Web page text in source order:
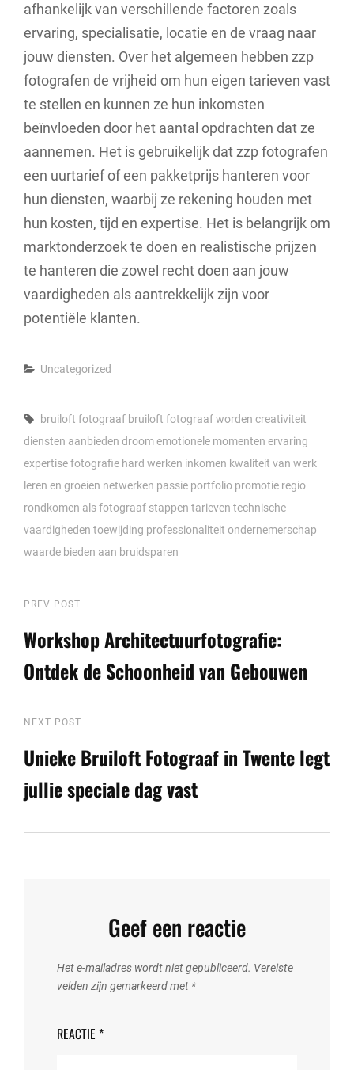
afhankelijk van verschillende factoren zoals
ervaring, specialisatie, locatie en de vraag naar
jouw diensten. Over het algemeen hebben zzp
fotografen de vrijheid om hun eigen tarieven vast
te stellen en kunnen ze hun inkomsten
beïnvloeden door het aantal opdrachten dat ze
aannemen. Het is gebruikelijk dat zzp fotografen
een uurtarief of een pakketprijs hanteren voor
hun diensten, waarbij ze rekening houden met
hun kosten, tijd en expertise. Het is belangrijk om
marktonderzoek te doen en realistische prijzen
te hanteren die zowel recht doen aan jouw
vaardigheden als aantrekkelijk zijn voor
potentiële klanten.
Categories
Uncategorized
Tags,
bruiloft fotograaf bruiloft fotograaf worden creativiteit
diensten aanbieden droomemotionele momenten ervaring
expertisefotografie hard werken inkomen kwaliteit van werk
leren en groeien netwerken passie portfolio promotie regio
rondkomen als fotograaf stappen tarieven technische
vaardigheden toewijding professionaliteit ondernemerschap
waarde bieden aan bruidsparen
Berichtnavigatie
Previous
Post
PREV POST
Workshop Architectuurfotografie:
Ontdek de Schoonheid van Gebouwen
Next
Post
NEXT POST
Unieke Bruiloft Fotograaf in Twente legt
jullie speciale dag vast
Geef een reactie
Het e-mailadres wordt niet gepubliceerd. Vereiste
velden zijn gemarkeerd met *
REACTIE *